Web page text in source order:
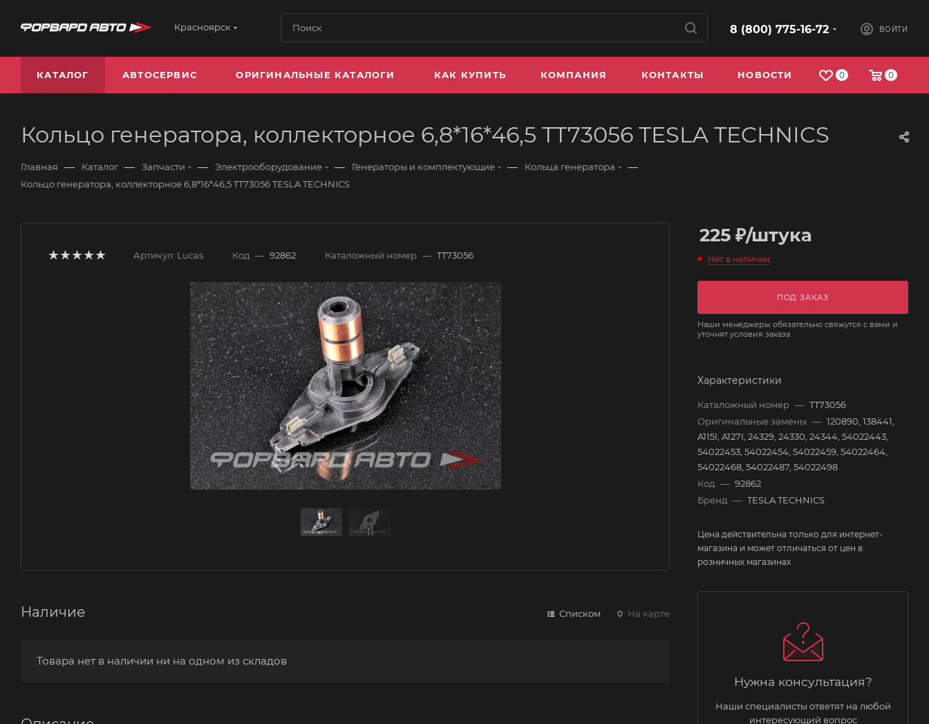
Красноярск 8 (800) 775-16-72 ВОЙТИ
0 0
КАТАЛОГ АВТОСЕРВИС ОРИГИНАЛЬНЫЕ КАТАЛОГИ КАК КУПИТЬ КОМПАНИЯ КОНТАКТЫ НОВОСТИ
Кольцо генератора, коллекторное 6,8*16*46,5 TT73056 TESLA TECHNICS
Главная — Каталог — Запчасти — Электрооборудование — Генераторы и комплектующие — Кольца генератора —
Кольцо генератора, коллекторное 6,8*16*46,5 TT73056 TESLA TECHNICS
Артикул: Lucas Код — 92862 Каталожный номер — TT73056
Наличие Списком На карте
Товара нет в наличии ни на одном из складов
225 ₽/штука
Нет в наличии
ПОД ЗАКАЗ
Наши менеджеры обязательно свяжутся с вами и
уточнят условия заказа
Характеристики
Каталожный номер — TT73056
Оригинальные замены — 120890, 138441,
A115I, A127I, 24329, 24330, 24344, 54022443,
54022453, 54022454, 54022459, 54022464,
54022468, 54022487, 54022498
Код — 92862
Бренд — TESLA TECHNICS
Цена действительна только для интернет-
магазина и может отличаться от цен в
розничных магазинах
Нужна консультация?
Наши специалисты ответят на любой
интересующий вопрос